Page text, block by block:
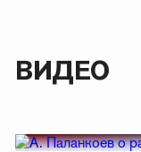
ВИДЕО